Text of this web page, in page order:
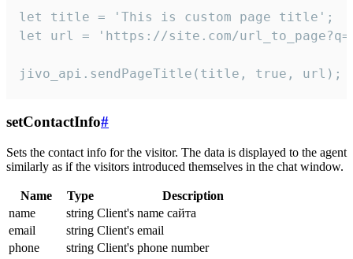
let title = 'This is custom page title';
let url = 'https://site.com/
jivo_api.sendPageTitle(title, true, url);
setContactInfo#
Sets the contact info for the visitor. The data is displayed to the agent
similarly as if the visitors introduced themselves in the chat window.
Name Type
Description
name
string Client's name сайта
email
string Client's email
phone
string Client's phone number